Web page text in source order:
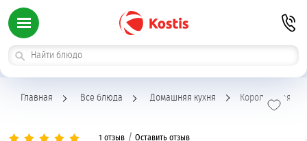
Главная Все блюда Домашняя кухня Королевская
1 отзыв / Оставить отзыв